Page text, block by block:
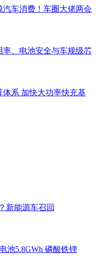
车消费！车圈大佬两会
、电池安全与车规级芯
系 加快大功率快充基
新能源车召回
池5.8GWh 磷酸铁锂